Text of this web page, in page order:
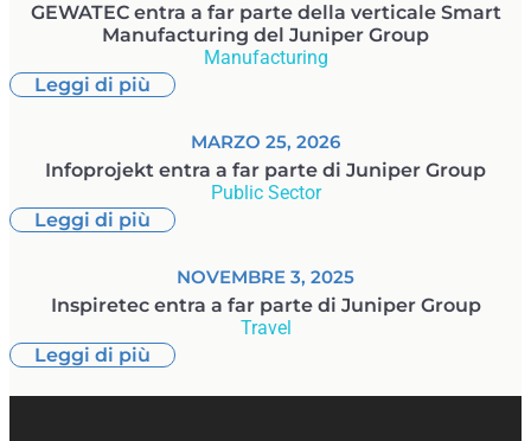
GEWATEC entra a far parte della verticale Smart
Manufacturing del Juniper Group
Manufacturing
Leggi di più
MARZO 25, 2026
Infoprojekt entra a far parte di Juniper Group
Public Sector
Leggi di più
NOVEMBRE 3, 2025
Inspiretec entra a far parte di Juniper Group
Travel
Leggi di più